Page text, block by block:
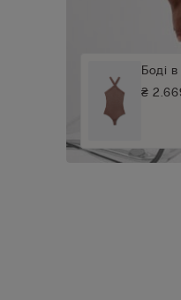
Боді
₴